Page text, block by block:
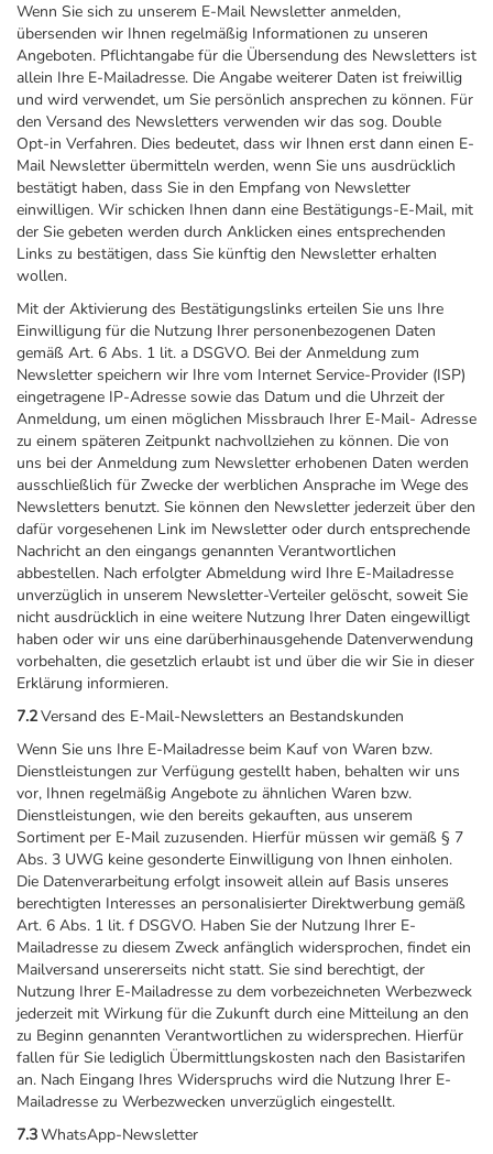
Wenn Sie sich zu unserem E-Mail Newsletter anmelden,
übersenden wir Ihnen regelmäßig Informationen zu unseren
Angeboten. Pflichtangabe für die Übersendung des Newsletters ist
allein Ihre E-Mailadresse. Die Angabe weiterer Daten ist freiwillig
und wird verwendet, um Sie persönlich ansprechen zu können. Für
den Versand des Newsletters verwenden wir das sog. Double
Opt-in Verfahren. Dies bedeutet, dass wir Ihnen erst dann einen E-
Mail Newsletter übermitteln werden, wenn Sie uns ausdrücklich
bestätigt haben, dass Sie in den Empfang von Newsletter
einwilligen. Wir schicken Ihnen dann eine Bestätigungs-E-Mail, mit
der Sie gebeten werden durch Anklicken eines entsprechenden
Links zu bestätigen, dass Sie künftig den Newsletter erhalten
wollen.
Mit der Aktivierung des Bestätigungslinks erteilen Sie uns Ihre
Einwilligung für die Nutzung Ihrer personenbezogenen Daten
gemäß Art. 6 Abs. 1 lit. a DSGVO. Bei der Anmeldung zum
Newsletter speichern wir Ihre vom Internet Service-Provider (ISP)
eingetragene IP-Adresse sowie das Datum und die Uhrzeit der
Anmeldung, um einen möglichen Missbrauch Ihrer E-Mail- Adresse
zu einem späteren Zeitpunkt nachvollziehen zu können. Die von
uns bei der Anmeldung zum Newsletter erhobenen Daten werden
ausschließlich für Zwecke der werblichen Ansprache im Wege des
Newsletters benutzt. Sie können den Newsletter jederzeit über den
dafür vorgesehenen Link im Newsletter oder durch entsprechende
Nachricht an den eingangs genannten Verantwortlichen
abbestellen. Nach erfolgter Abmeldung wird Ihre E-Mailadresse
unverzüglich in unserem Newsletter-Verteiler gelöscht, soweit Sie
nicht ausdrücklich in eine weitere Nutzung Ihrer Daten eingewilligt
haben oder wir uns eine darüberhinausgehende Datenverwendung
vorbehalten, die gesetzlich erlaubt ist und über die wir Sie in dieser
Erklärung informieren.
7.2Versand des E-Mail-Newsletters an Bestandskunden
Wenn Sie uns Ihre E-Mailadresse beim Kauf von Waren bzw.
Dienstleistungen zur Verfügung gestellt haben, behalten wir uns
vor, Ihnen regelmäßig Angebote zu ähnlichen Waren bzw.
Dienstleistungen, wie den bereits gekauften, aus unserem
Sortiment per E-Mail zuzusenden. Hierfür müssen wir gemäß § 7
Abs. 3 UWG keine gesonderte Einwilligung von Ihnen einholen.
Die Datenverarbeitung erfolgt insoweit allein auf Basis unseres
berechtigten Interesses an personalisierter Direktwerbung gemäß
Art. 6 Abs. 1 lit. f DSGVO. Haben Sie der Nutzung Ihrer E-
Mailadresse zu diesem Zweck anfänglich widersprochen, findet ein
Mailversand unsererseits nicht statt. Sie sind berechtigt, der
Nutzung Ihrer E-Mailadresse zu dem vorbezeichneten Werbezweck
jederzeit mit Wirkung für die Zukunft durch eine Mitteilung an den
zu Beginn genannten Verantwortlichen zu widersprechen. Hierfür
fallen für Sie lediglich Übermittlungskosten nach den Basistarifen
an. Nach Eingang Ihres Widerspruchs wird die Nutzung Ihrer E-
Mailadresse zu Werbezwecken unverzüglich eingestellt.
7.3WhatsApp-Newsletter